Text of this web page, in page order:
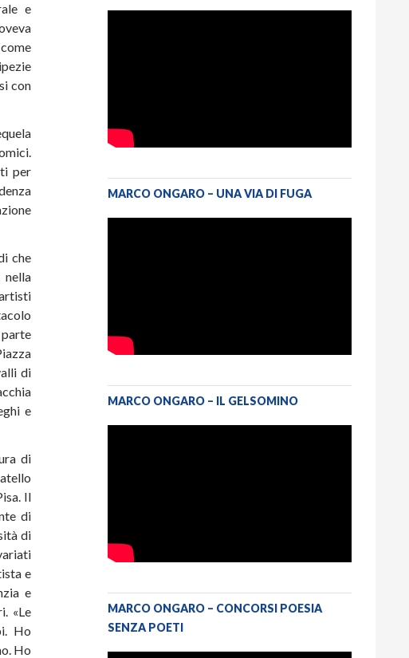
e
con
per
che
parte
di
e
di
Il
di
di
e
e
«Le
Ho
Ho
MARCO ONGARO – UNA VIA DI FUGA
MARCO ONGARO – IL GELSOMINO
MARCO ONGARO – CONCORSI POESIA
SENZA POETI